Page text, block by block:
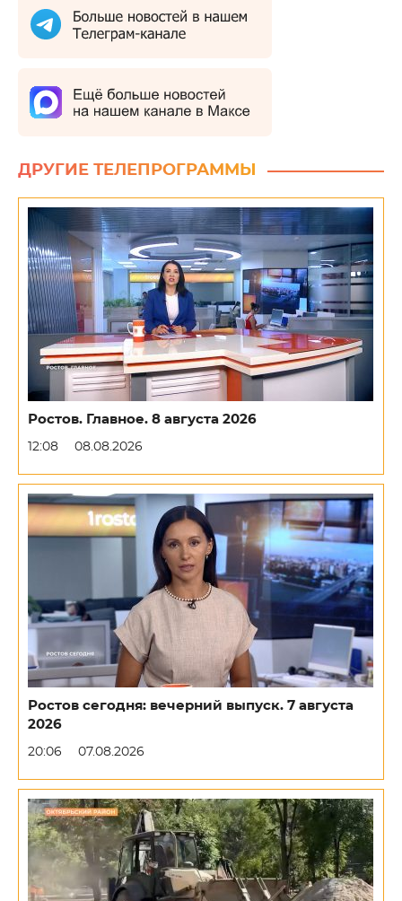
ДРУГИЕ ТЕЛЕПРОГРАММЫ
Ростов. Главное. 8 августа 2026
12:08 08.08.2026
Ростов сегодня: вечерний выпуск. 7 августа
2026
20:06 07.08.2026